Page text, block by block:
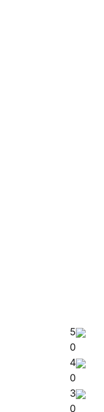
5
0
4
0
3
0